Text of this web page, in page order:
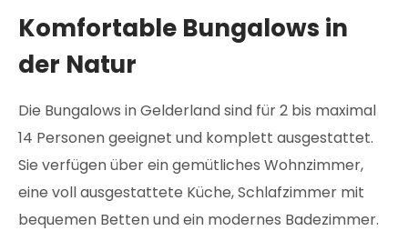
Komfortable Bungalows in
der Natur
Die Bungalows in Gelderland sind für 2 bis maximal
14 Personen geeignet und komplett ausgestattet.
Sie verfügen über ein gemütliches Wohnzimmer,
eine voll ausgestattete Küche, Schlafzimmer mit
bequemen Betten und ein modernes Badezimmer.